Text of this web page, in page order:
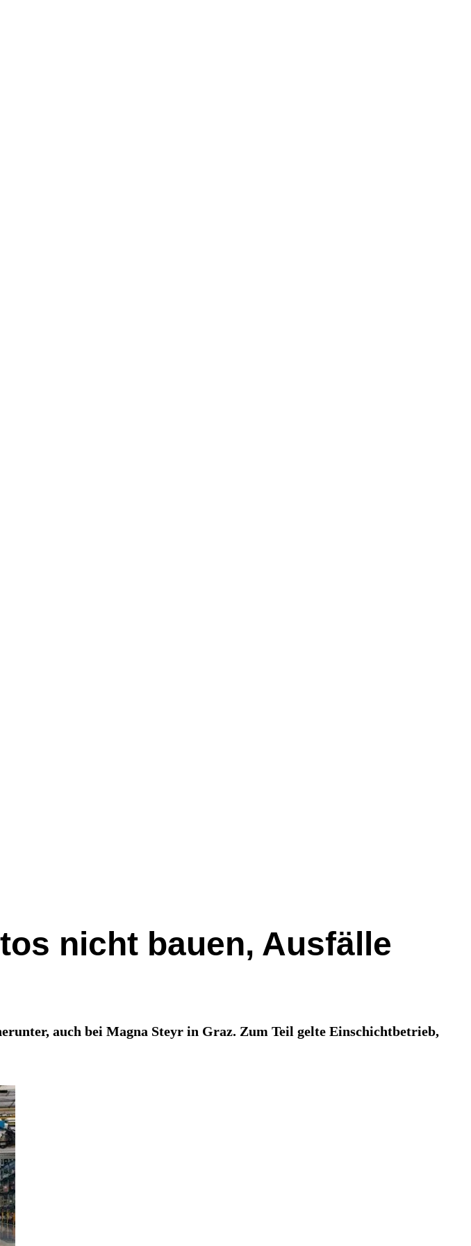
nicht bauen, Ausfälle
auch bei Magna Steyr in Graz. Zum Teil gelte Einschichtbetrieb,